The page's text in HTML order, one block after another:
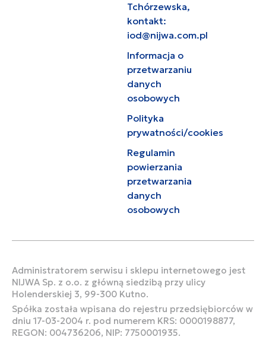
Tchórzewska,
kontakt:
iod@nijwa.com.pl
Informacja o
przetwarzaniu
danych
osobowych
Polityka
prywatności/cookies
Regulamin
powierzania
przetwarzania
danych
osobowych
Administratorem serwisu i sklepu internetowego jest
NIJWA Sp. z o.o. z główną siedzibą przy ulicy
Holenderskiej 3, 99-300 Kutno.
Spółka została wpisana do rejestru przedsiębiorców w
dniu 17-03-2004 r. pod numerem KRS: 0000198877,
REGON: 004736206, NIP: 7750001935.